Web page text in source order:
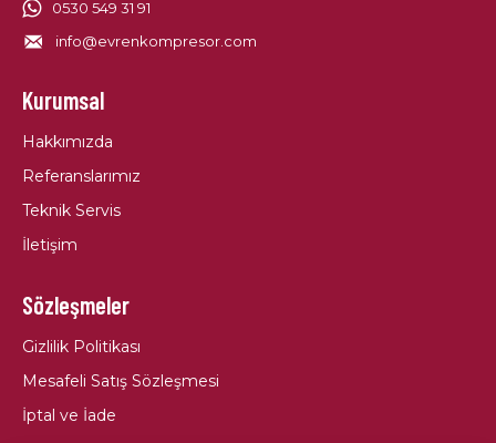
0530 549 31 91
info@evrenkompresor.com
Kurumsal
Hakkımızda
Referanslarımız
Teknik Servis
İletişim
Sözleşmeler
Gizlilik Politikası
Mesafeli Satış Sözleşmesi
İptal ve İade